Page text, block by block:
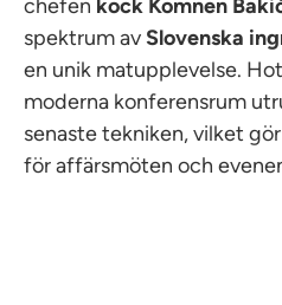
chefen kock Komnen
spektrum avSlovenska
en unik matupplevelse.
moderna konferensrum
senaste tekniken, vilket
för affärsmöten och